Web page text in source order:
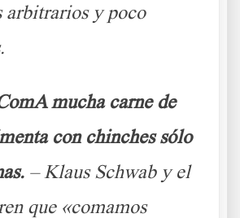
arbitrarios y poco
mucha carne de
con chinches sólo
– Klaus Schwab y el
que «comamos